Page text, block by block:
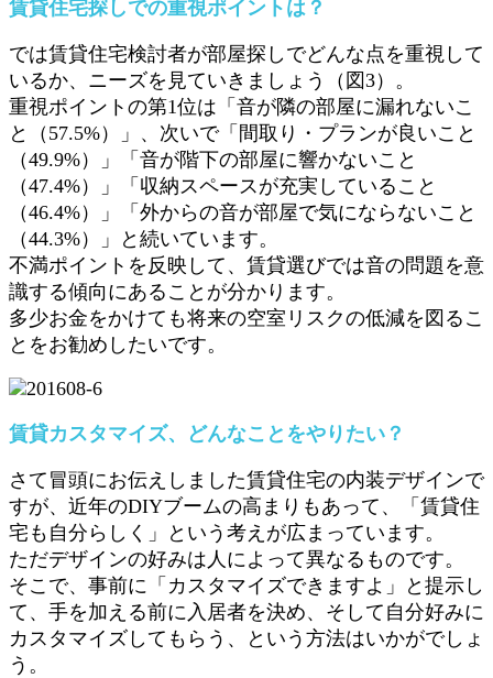
賃貸住宅探しでの重視ポイントは？
では賃貸住宅検討者が部屋探しでどんな点を重視して
いるか、ニーズを見ていきましょう（図3）。
重視ポイントの第1位は「音が隣の部屋に漏れないこ
と（57.5%）」、次いで「間取り・プランが良いこと
（49.9%）」「音が階下の部屋に響かないこと
（47.4%）」「収納スペースが充実していること
（46.4%）」「外からの音が部屋で気にならないこと
（44.3%）」と続いています。
不満ポイントを反映して、賃貸選びでは音の問題を意
識する傾向にあることが分かります。
多少お金をかけても将来の空室リスクの低減を図るこ
とをお勧めしたいです。
賃貸カスタマイズ、どんなことをやりたい？
さて冒頭にお伝えしました賃貸住宅の内装デザインで
すが、近年のDIYブームの高まりもあって、「賃貸住
宅も自分らしく」という考えが広まっています。
ただデザインの好みは人によって異なるものです。
そこで、事前に「カスタマイズできますよ」と提示し
て、手を加える前に入居者を決め、そして自分好みに
カスタマイズしてもらう、という方法はいかがでしょ
う。